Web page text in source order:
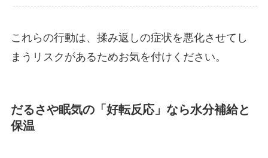
これらの行動は、揉み返しの症状を悪化させてし
まうリスクがあるためお気を付けください。
だるさや眠気の「好転反応」なら水分補給と
保温